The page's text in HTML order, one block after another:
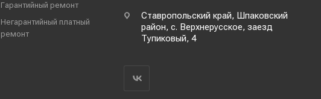
Гарантийный ремонт
Негарантийный платный
ремонт
Ставропольский край, Шпаковский
район, с. Верхнерусское, заезд
Тупиковый, 4